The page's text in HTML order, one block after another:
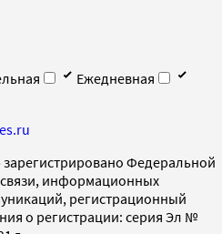
Ежедневная
зарегистрировано Федеральной
информационных
регистрационный
о регистрации: серия Эл №